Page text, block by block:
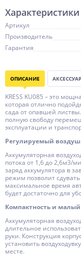
Характеристики
Артикул
Производитель
Гарантия
ОПИСАНИЕ
KRESS KU085 – это
которая отлично
сада от опавшей
полную свободу
эксплуатации и
Регулируемый
Аккумуляторная
потока от 1,6 до 2,6м3/
заряд аккумулятора в
режим позволит
максимальное время
будет достаточно для
Компактность и малый
Аккумуляторная
длительное
руки. Конструкция
установить
месте.